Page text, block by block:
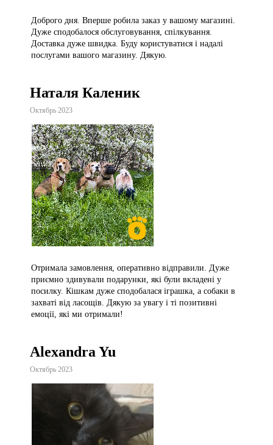
Доброго дня. Вперше робила заказ у вашому магазині.
Дуже сподобалося обслуговування, спілкування.
Доставка дуже швидка. Буду користуватися і надалі
послугами вашого магазину. Дякую.
Наталя Каленик
Октябрь 2023
Отримала замовлення, оперативно відправили. Дуже
приємно здивували подарунки, які були вкладені у
посилку. Кішкам дуже сподобалася іграшка, а собаки в
захваті від ласощів. Дякую за увагу і ті позитивні
емоції, які ми отримали!
Alexandra Yu
Октябрь 2023